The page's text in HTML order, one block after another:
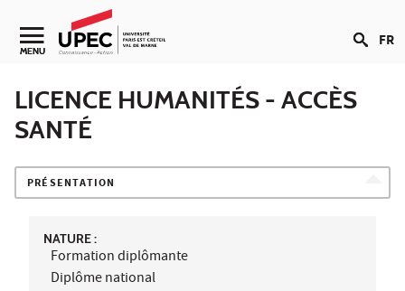
Aller au contenu
Navigation secondaire
MENU FR
LICENCE HUMANITÉS - ACCÈS
SANTÉ
PRÉSENTATION
NATURE :
Formation diplômante
Diplôme national